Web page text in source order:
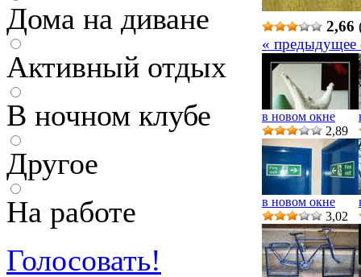
Дома на диване
Активный отдых
В ночном клубе
Другое
На работе
Голосовать!
2,66
« предыдущее
в новом окне
2,89
в новом окне
3,02